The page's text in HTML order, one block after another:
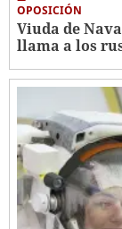
OPOSICIÓN
Viuda de
llama a los